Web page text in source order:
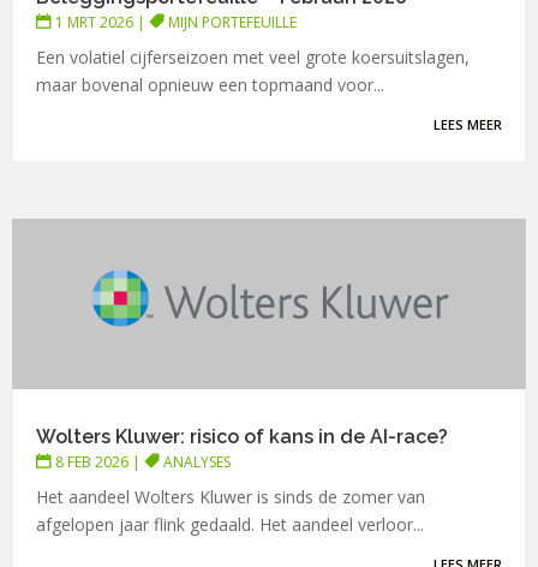
1 MRT 2026 | MIJN PORTEFEUILLE
Een volatiel cijferseizoen met veel grote koersuitslagen,
maar bovenal opnieuw een topmaand voor...
LEES MEER
Wolters Kluwer: risico of kans in de AI-race?
8 FEB 2026 | ANALYSES
Het aandeel Wolters Kluwer is sinds de zomer van
afgelopen jaar flink gedaald. Het aandeel verloor...